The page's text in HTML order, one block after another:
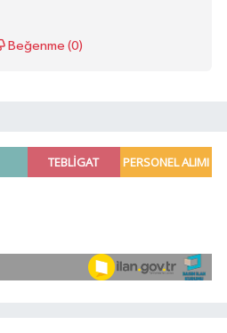
Beğenme (0)